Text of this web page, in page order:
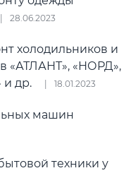
28.06.2023
холодильников и
«АТЛАНТ», «НОРД»,
и др.
18.01.2023
машин
техники у